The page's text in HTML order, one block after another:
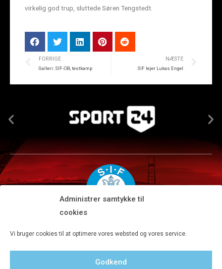
Administrer samtykke til
cookies
Vi bruger cookies til at optimere vores websted og vores service.
Godkend
virkelig god trup, sluttede Søren Tengstedt.
FORRIGE
Galleri: SIF-OB, testkamp
NÆSTE
SIF lejer Lukas Engel